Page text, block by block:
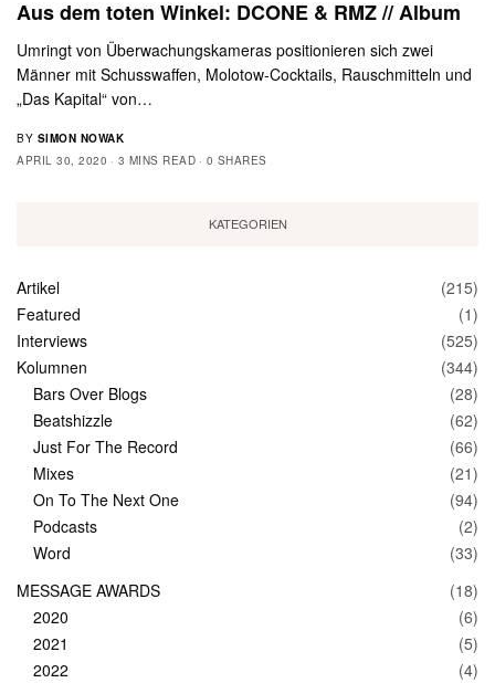
Aus dem toten Winkel: DCONE & RMZ // Album
Umringt von Überwachungskameras positionieren sich zwei
Männer mit Schusswaffen, Molotow-Cocktails, Rauschmitteln und
„Das Kapital“ von…
BY SIMON NOWAK
APRIL 30, 2020
3 MINS READ 0 SHARES
KATEGORIEN
Artikel
(215)
Featured
(1)
Interviews
(525)
Kolumnen
(344)
Bars Over Blogs
(28)
Beatshizzle
(62)
Just For The Record
(66)
Mixes
(21)
On To The Next One
(94)
Podcasts
(2)
Word
(33)
MESSAGE AWARDS
(18)
2020
(6)
2021
(5)
2022
(4)